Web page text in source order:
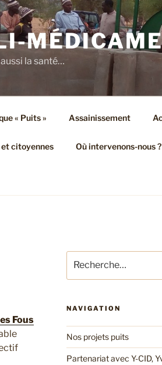
la santé…
« Puits » Assainissement
citoyennes Où intervenons-nous ?
Fous
pour
:
NAVIGATION
Nos projets puits
Partenariat avec Y-CID,